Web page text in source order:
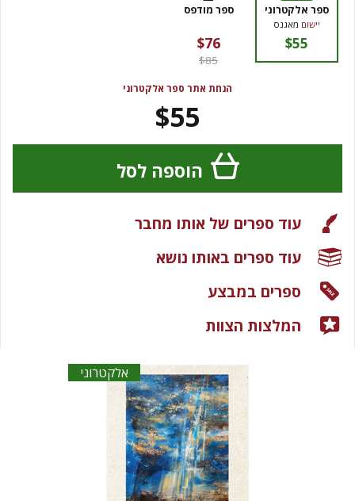
אלקטרוני
ספר אלקטרוני
יישום מאגנס
$55
ספר מודפס
$76
$85
הנחת אתר ספר אלקטרוני
$55
הוספה לסל
עוד ספרים של אותו מחבר
עוד ספרים באותו נושא
ספרים במבצע
המלצות הצוות